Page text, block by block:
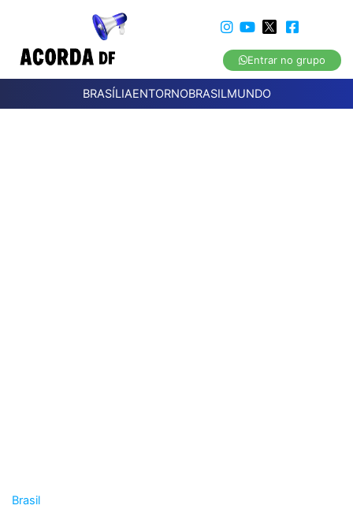
Entrar no grupo
BRASÍLIAENTORNOBRASILMUNDO
Brasil